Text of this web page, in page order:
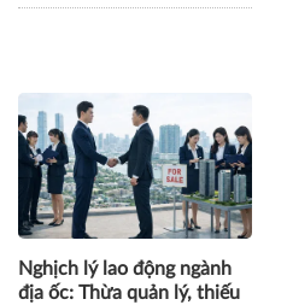
Nghịch lý lao động ngành
địa ốc: Thừa quản lý, thiếu